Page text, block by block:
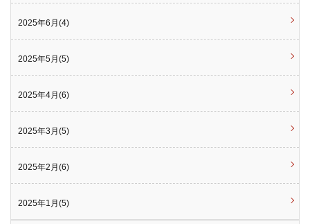
2025年6月(4)
2025年5月(5)
2025年4月(6)
2025年3月(5)
2025年2月(6)
2025年1月(5)